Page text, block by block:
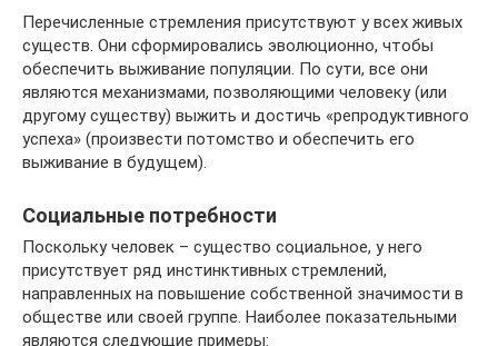
Перечисленные стремления присутствуют у всех живых
существ. Они сформировались эволюционно, чтобы
обеспечить выживание популяции. По сути, все они
являются механизмами, позволяющими человеку (или
другому существу) выжить и достичь «репродуктивного
успеха» (произвести потомство и обеспечить его
выживание в будущем).
Социальные потребности
Поскольку человек – существо социальное, у него
присутствует ряд инстинктивных стремлений,
направленных на повышение собственной значимости в
обществе или своей группе. Наиболее показательными
являются следующие примеры: